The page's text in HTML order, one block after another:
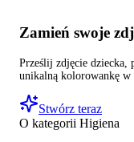
Zamień swoje
Prześlij zdjęcie
unikalną kolorowankę w
Stwórz teraz
O kategorii Higiena